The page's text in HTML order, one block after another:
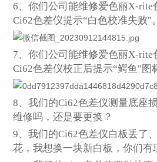
6、你们公司能维修爱色丽X-rite
Ci62色差仪提示“白色校准失败"。
7、你们公司能维修爱色丽X-rite
Ci62色差仪校正后提示“鳄鱼"图
8、我们的Ci62色差仪测量底座
维修吗，还是要更换？
9、我们的Ci62色差仪白板丢了
花，我想换一块新白板，你们有